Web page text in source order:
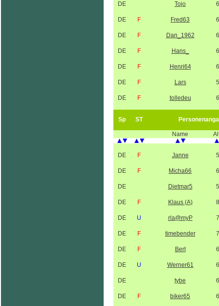
DE Tojo
DE F Fred63
DE F Dan_1962
DE F Hans_
DE F Henri64
DE F Lars
DE F tolledeu
Sp ST
Name
DE F Janne
DE F Micha66
DE Dietmar5
DE F Klaus (A)
DE U rla@myP
DE F timebender
DE F Bert
DE U Werner61
DE tybe
DE F biker65